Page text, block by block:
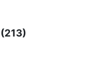
(213)